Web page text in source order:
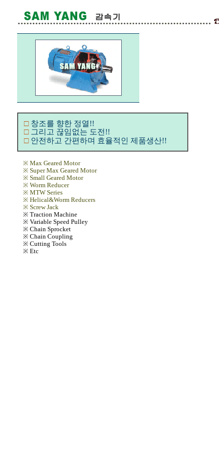
□ 창조를 향한 정열!!
□ 그리고 끊임없는 도전!!
□ 안전하고 간편하며 효율적인 제품생산!!
※ Max Geared Motor
※ Super Max Geared Motor
※ Small Geared Motor
※ Worm Reducer
※ MTW Series
※ Helical&Worm Reducers
※ Screw Jack
※ Traction Machine
※ Variable Speed Pulley
※ Chain Sprocket
※ Chain Coupling
※ Cutting Tools
※ Etc